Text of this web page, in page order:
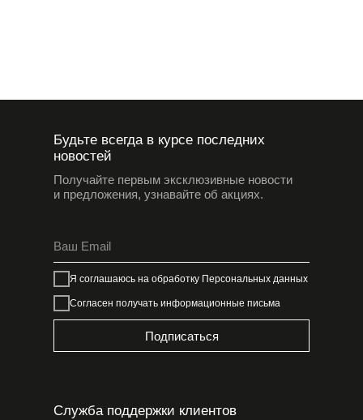
Будьте всегда в курсе последних
новостей
Получайте первым эксклюзивные новости
и предложения, узнавайте об акциях.
Служба поддержки клиентов
Я соглашаюсь на обработку Персональных данных
Согласен получать информационные письма
Подписаться